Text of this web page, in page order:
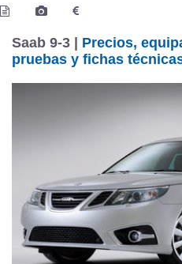
Saab 9-3 | Precios,
pruebas y fichas